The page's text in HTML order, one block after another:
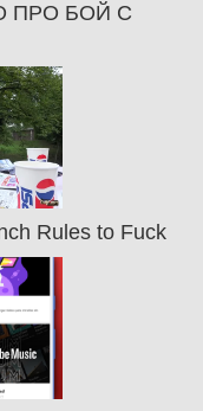
ПРО БОЙ С
Rules to Fuck